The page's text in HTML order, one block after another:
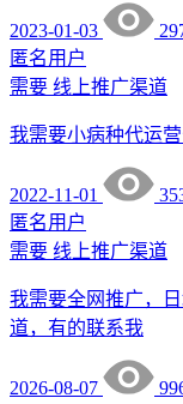
2023-01-03
匿名用户
需要 线上推广渠道
我需要小病种代运
2022-11-01
匿名用户
需要 线上推广渠道
我需要全网推广，
道，有的联系我
2026-08-07